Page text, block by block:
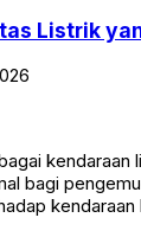
Listrik
bagi